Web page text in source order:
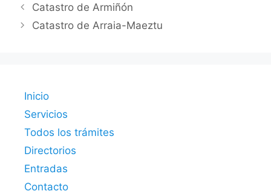
Catastro de Armiñón
Catastro de Arraia-Maeztu
Inicio
Servicios
Todos los trámites
Directorios
Entradas
Contacto